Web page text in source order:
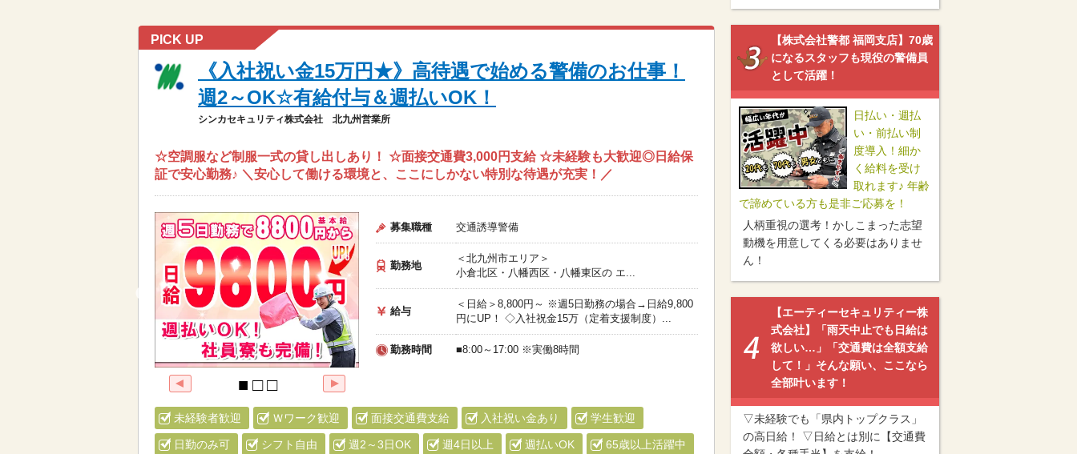
PICK UP
《入社祝い金15万円★》高待遇で始める警備のお仕事！
週2～OK☆有給付与＆週払いOK！
シンカセキュリティ株式会社 北九州営業所
☆空調服など制服一式の貸し出しあり！ ☆面接交通費3,000円支給 ☆未経験も大歓迎◎日給保
証で安心勤務♪ ＼安心して働ける環境と、ここにしかない特別な待遇が充実！／
募集職種 交通誘導警備
勤務地
＜北九州市エリア＞
小倉北区・八幡西区・八幡東区の エ...
給与
＜日給＞8,800円～ ※週5日勤務の場合→日給9,800
円にUP！ ◇入社祝金15万（定着支援制度）...
勤務時間 ■8:00～17:00 ※実働8時間
未経験者歓迎 Ｗワーク歓迎 面接交通費支給 入社祝い金あり 学生歓迎
日勤のみ可 シフト自由 週2～3日OK 週4日以上 週払いOK 65歳以上活躍中
【株式会社警都 福岡支店】70歳
になるスタッフも現役の警備員
として活躍！
日払い・週払
い・前払い制
度導入！細か
く給料を受け
取れます♪ 年齢
で諦めている方も是非ご応募を！
人柄重視の選考！かしこまった志望
動機を用意してくる必要はありませ
ん！
【エーティーセキュリティー株
式会社】「雨天中止でも日給は
欲しい…」「交通費は全額支給
して！」そんな願い、ここなら
全部叶います！
▽未経験でも「県内トップクラス」
の高日給！ ▽日給とは別に【交通費